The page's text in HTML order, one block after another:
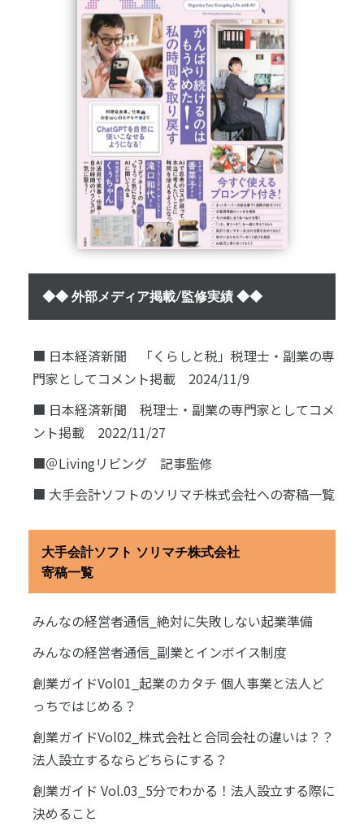
◆◆ 外部メディア掲載/監修実績 ◆◆
■ 日本経済新聞 「くらしと税」税理士・副業の専
門家としてコメント掲載 2024/11/9
■ 日本経済新聞 税理士・副業の専門家としてコメ
ント掲載 2022/11/27
■＠Livingリビング 記事監修
■ 大手会計ソフトのソリマチ株式会社への寄稿一覧
大手会計ソフト ソリマチ株式会社
寄稿一覧
みんなの経営者通信_絶対に失敗しない起業準備
みんなの経営者通信_副業とインボイス制度
創業ガイドVol01_起業のカタチ 個人事業と法人ど
っちではじめる？
創業ガイドVol02_株式会社と合同会社の違いは？？
法人設立するならどちらにする？
創業ガイド Vol.03_5分でわかる！法人設立する際に
決めること